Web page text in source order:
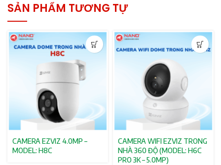
SẢN PHẨM TƯƠNG TỰ
CAMERA EZVIZ 4.0MP –
MODEL: H8C
CAMERA WIFI EZVIZ TRONG
NHÀ 360 ĐỘ (MODEL: H6C
PRO 3K – 5.0MP)